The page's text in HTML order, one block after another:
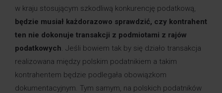
w kraju stosującym szkodliwą konkurencję podatkową,
będzie musiał każdorazowo sprawdzić, czy kontrahent
ten nie dokonuje transakcji z podmiotami z rajów
podatkowych. Jeśli bowiem tak by się działo transakcja
realizowana między polskim podatnikiem a takim
kontrahentem będzie podlegała obowiązkom
dokumentacyjnym. Tym samym, na polskich podatników